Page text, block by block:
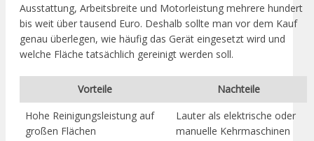
Ausstattung, Arbeitsbreite und Motorleistung mehrere hundert
bis weit über tausend Euro. Deshalb sollte man vor dem Kauf
genau überlegen, wie häufig das Gerät eingesetzt wird und
welche Fläche tatsächlich gereinigt werden soll.
Vorteile
Nachteile
Hohe Reinigungsleistung auf
großen Flächen
Lauter als elektrische oder
manuelle Kehrmaschinen